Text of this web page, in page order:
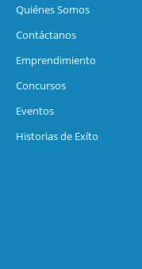
Quiénes Somos
Contáctanos
Emprendimiento
Concursos
Eventos
Historias de Exíto